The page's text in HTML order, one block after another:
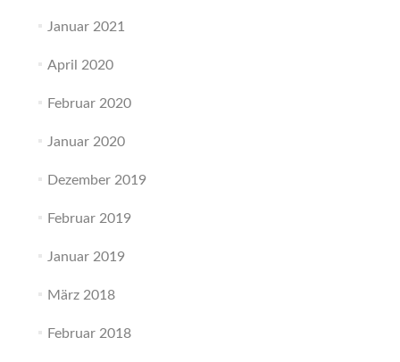
Januar 2021
April 2020
Februar 2020
Januar 2020
Dezember 2019
Februar 2019
Januar 2019
März 2018
Februar 2018